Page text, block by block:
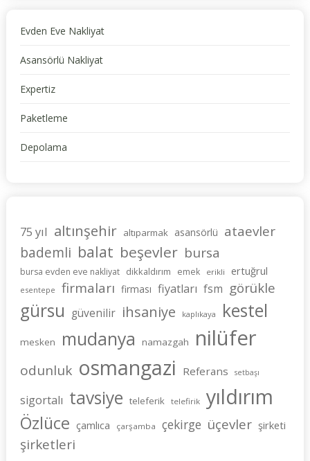
Evden Eve Nakliyat
Asansörlü Nakliyat
Expertiz
Paketleme
Depolama
75 yıl altınşehir altıparmak asansörlü ataevler
bademli balat beşevler bursa
bursa evden eve nakliyat dikkaldırım emek erikli ertuğrul
esentepe firmaları firması fiyatları fsm görükle
gürsu güvenilir ihsaniye kaplıkaya kestel
mesken mudanya namazgah nilüfer
odunluk osmangazi Referans setbaşı
sigortalı tavsiye teleferik telefirik yıldırım
Özlüce çamlıca çarşamba çekirge üçevler şirketi
şirketleri